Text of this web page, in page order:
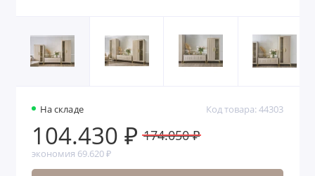
На складе Код товара: 44303
104.430 ₽ 174.050 ₽
экономия 69.620 ₽